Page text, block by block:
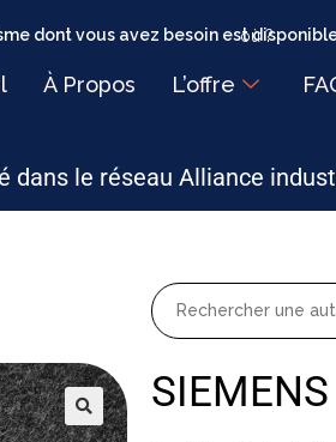
dont vous avez besoin està quelques kilomètres, mais faut-il encore savoir où ?
À Propos L’offre
dans le réseau Alliance